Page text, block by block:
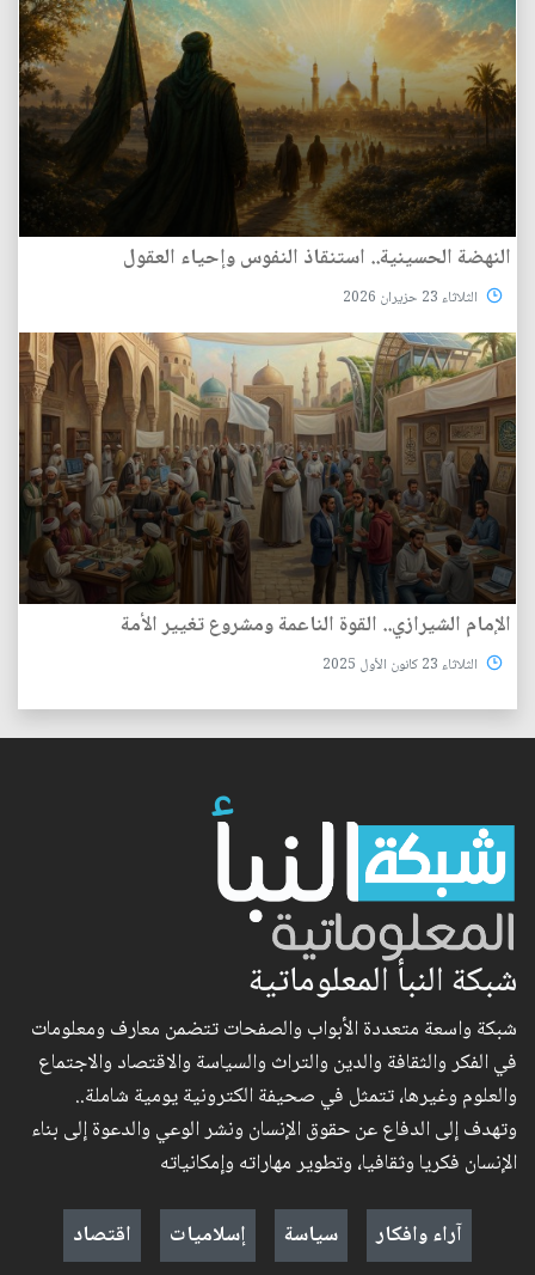
النهضة الحسينية.. استنقاذ النفوس وإحياء العقول
الثلاثاء 23 حزيران 2026
الإمام الشيرازي.. القوة الناعمة ومشروع تغيير الأمة
الثلاثاء 23 كانون الأول 2025
شبكة النبأ المعلوماتية
شبكة واسعة متعددة الأبواب والصفحات تتضمن معارف ومعلومات
في الفكر والثقافة والدين والتراث والسياسة والاقتصاد والاجتماع
والعلوم وغيرها، تتمثل في صحيفة الكترونية يومية شاملة..
وتهدف إلى الدفاع عن حقوق الإنسان ونشر الوعي والدعوة إلى بناء
الإنسان فكريا وثقافيا، وتطوير مهاراته وإمكانياته
آراء وافكار
سياسة إسلاميات اقتصاد